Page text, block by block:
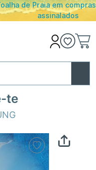
≥ 30€ de artigos
te